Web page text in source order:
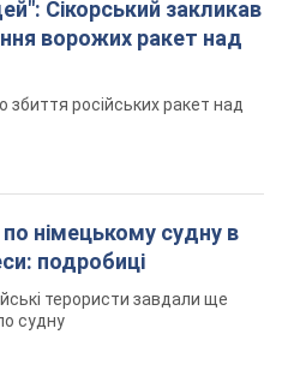
Сікорський закликав
ворожих ракет над
російських ракет над
німецькому судну в
подробиці
терористи завдали ще
судну